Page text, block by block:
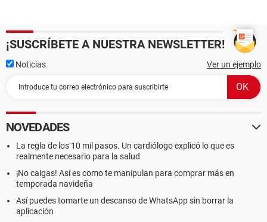
¡SUSCRÍBETE A NUESTRA NEWSLETTER!
Noticias Ver un ejemplo
NOVEDADES
La regla de los 10 mil pasos. Un cardiólogo explicó lo que es
realmente necesario para la salud
¡No caigas! Así es como te manipulan para comprar más en
temporada navideña
Así puedes tomarte un descanso de WhatsApp sin borrar la
aplicación